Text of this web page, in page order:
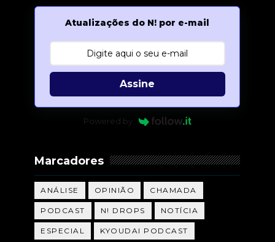
Atualizações do N! por e-mail
Assine
Powered by
Marcadores
ANÁLISE OPINIÃO CHAMADA
PODCAST N! DROPS NOTÍCIA
ESPECIAL KYOUDAI PODCAST